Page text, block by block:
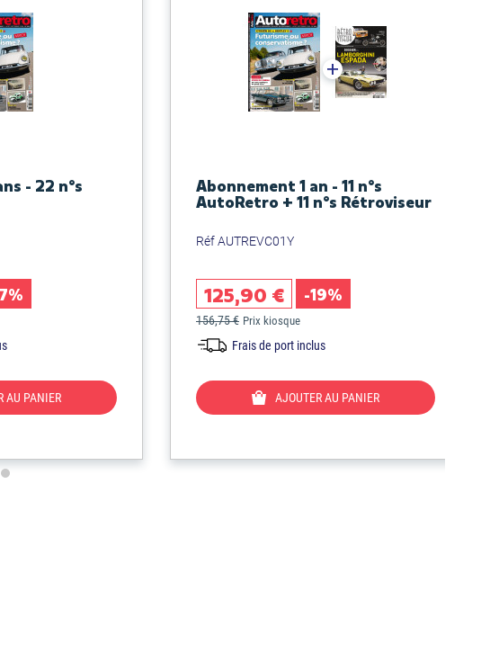
- 22 n°s
AU PANIER
+
Abonnement 1 an - 11 n°s
AutoRetro + 11 n°s Rétroviseur
Réf AUTREVC01Y
125,90 € -19%
156,75 € Prix kiosque
Frais de port inclus
AJOUTER AU PANIER